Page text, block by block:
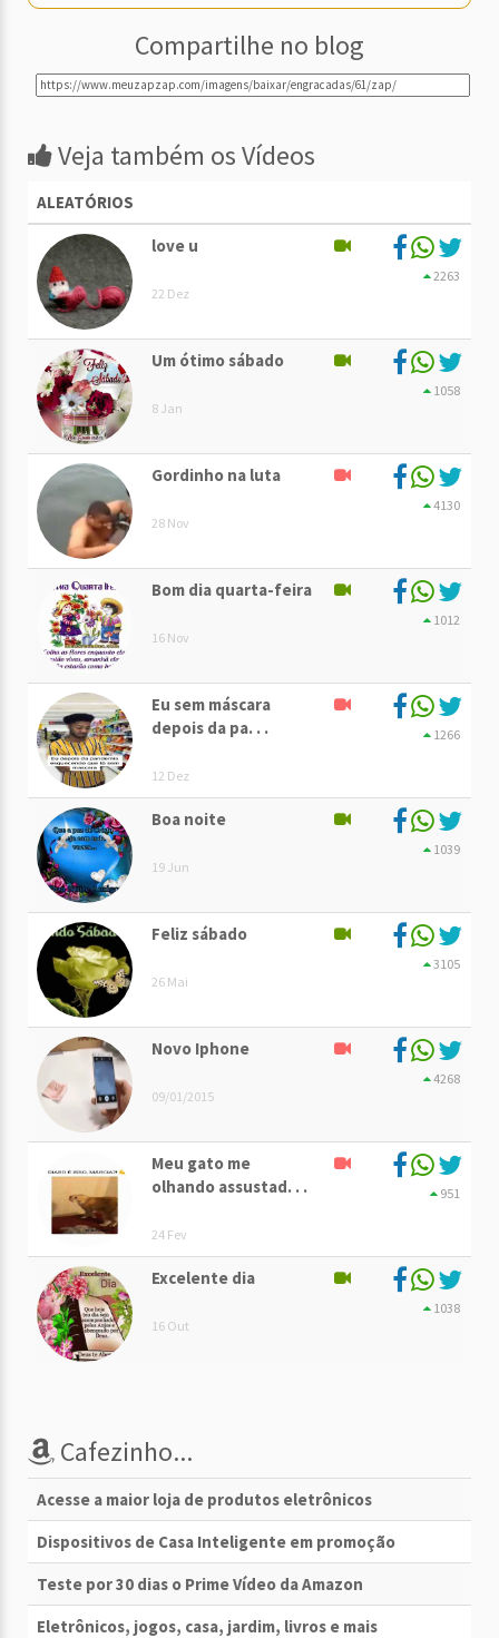
Compartilhe no blog
Veja também os Vídeos
ALEATÓRIOS
love u
22 Dez
2263
Um ótimo sábado
8 Jan
1058
Gordinho na luta
28 Nov
4130
Bom dia quarta-feira
16 Nov
1012
Eu sem máscara
depois da pa. . .
12 Dez
1266
Boa noite
19 Jun
1039
Feliz sábado
26 Mai
3105
Novo Iphone
09/01/2015
4268
Meu gato me
olhando assustad. . .
24 Fev
951
Excelente dia
16 Out
1038
Cafezinho...
Acesse a maior loja de produtos eletrônicos
Dispositivos de Casa Inteligente em promoção
Teste por 30 dias o Prime Vídeo da Amazon
Eletrônicos, jogos, casa, jardim, livros e mais